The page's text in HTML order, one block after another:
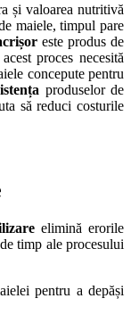
și valoarea nutritivă
maiele, timpul pare
este produs de
proces necesită
concepute pentru
produselor de
să reduci costurile
elimină erorile
timp ale procesului
pentru a depăși